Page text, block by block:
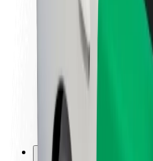
Αποστολή
Σχέσεις με Επενδυτές
Ηγεσία
Μάρκα
Μέσα ενημέρωσης
Urban Fund
Ασφάλεια